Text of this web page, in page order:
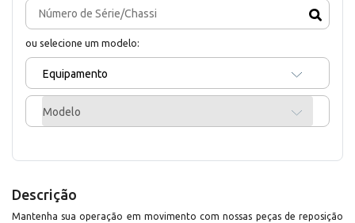
ou selecione um modelo:
Equipamento
Modelo
Descrição
Mantenha sua operação em movimento com nossas peças de reposição